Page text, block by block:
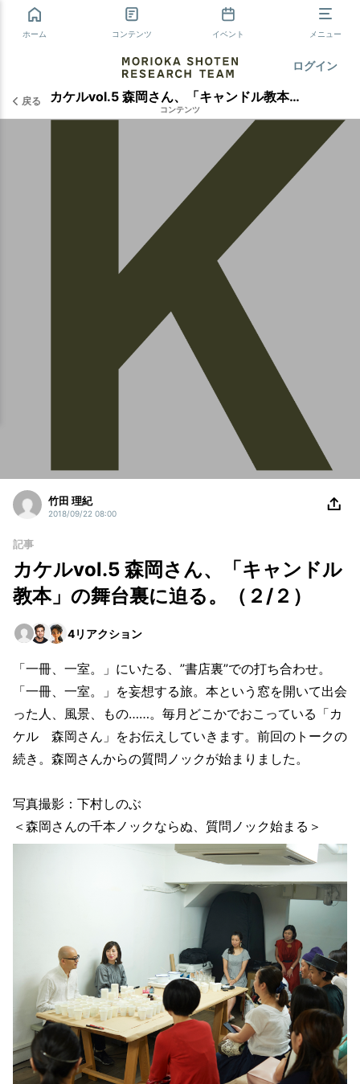
ホーム コンテンツ イベント メニュー
ログイン
戻る カケルvol.5 森岡さん、「キャンドル教本」の舞台裏に迫る。（２/２）
コンテンツ
竹田 理紀
2018/09/22 08:00
記事
カケルvol.5 森岡さん、「キャンドル
教本」の舞台裏に迫る。（２/２）
4リアクション
「一冊、一室。」にいたる、”書店裏”での打ち合わせ。
「一冊、一室。」を妄想する旅。本という窓を開いて出会
った人、風景、もの……。毎月どこかでおこっている「カ
ケル 森岡さん」をお伝えしていきます。前回のトークの
続き。森岡さんからの質問ノックが始まりました。
写真撮影：下村しのぶ
＜森岡さんの千本ノックならぬ、質問ノック始まる＞